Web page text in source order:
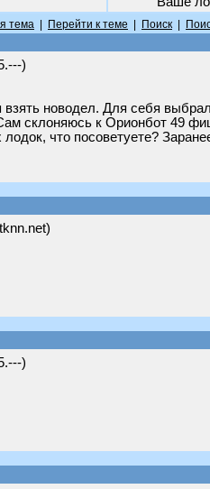
тема Перейти к теме Поиск
)
новодел. Для себя
склоняюсь к Орионбот 49
что посоветуете?
)